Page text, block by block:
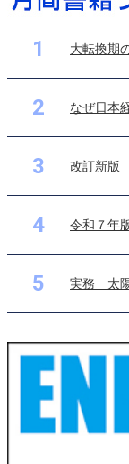
1 大転換期
2 なぜ日本
3 改訂新版
4 令和７年
5 実務 太陽